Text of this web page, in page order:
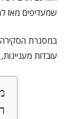
שמעדיפים מאז
במסגרת
עובדות